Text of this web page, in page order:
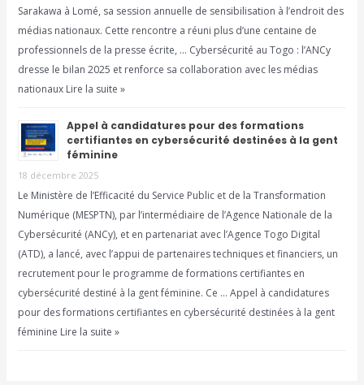
Sarakawa à Lomé, sa session annuelle de sensibilisation à l’endroit des
médias nationaux. Cette rencontre a réuni plus d’une centaine de
professionnels de la presse écrite, … Cybersécurité au Togo : l’ANCy
dresse le bilan 2025 et renforce sa collaboration avec les médias
nationaux Lire la suite »
Appel à candidatures pour des formations
certifiantes en cybersécurité destinées à la gent
féminine
18 décembre 2025
Le Ministère de l’Efficacité du Service Public et de la Transformation
Numérique (MESPTN), par l’intermédiaire de l’Agence Nationale de la
Cybersécurité (ANCy), et en partenariat avec l’Agence Togo Digital
(ATD), a lancé, avec l’appui de partenaires techniques et financiers, un
recrutement pour le programme de formations certifiantes en
cybersécurité destiné à la gent féminine. Ce … Appel à candidatures
pour des formations certifiantes en cybersécurité destinées à la gent
féminine Lire la suite »